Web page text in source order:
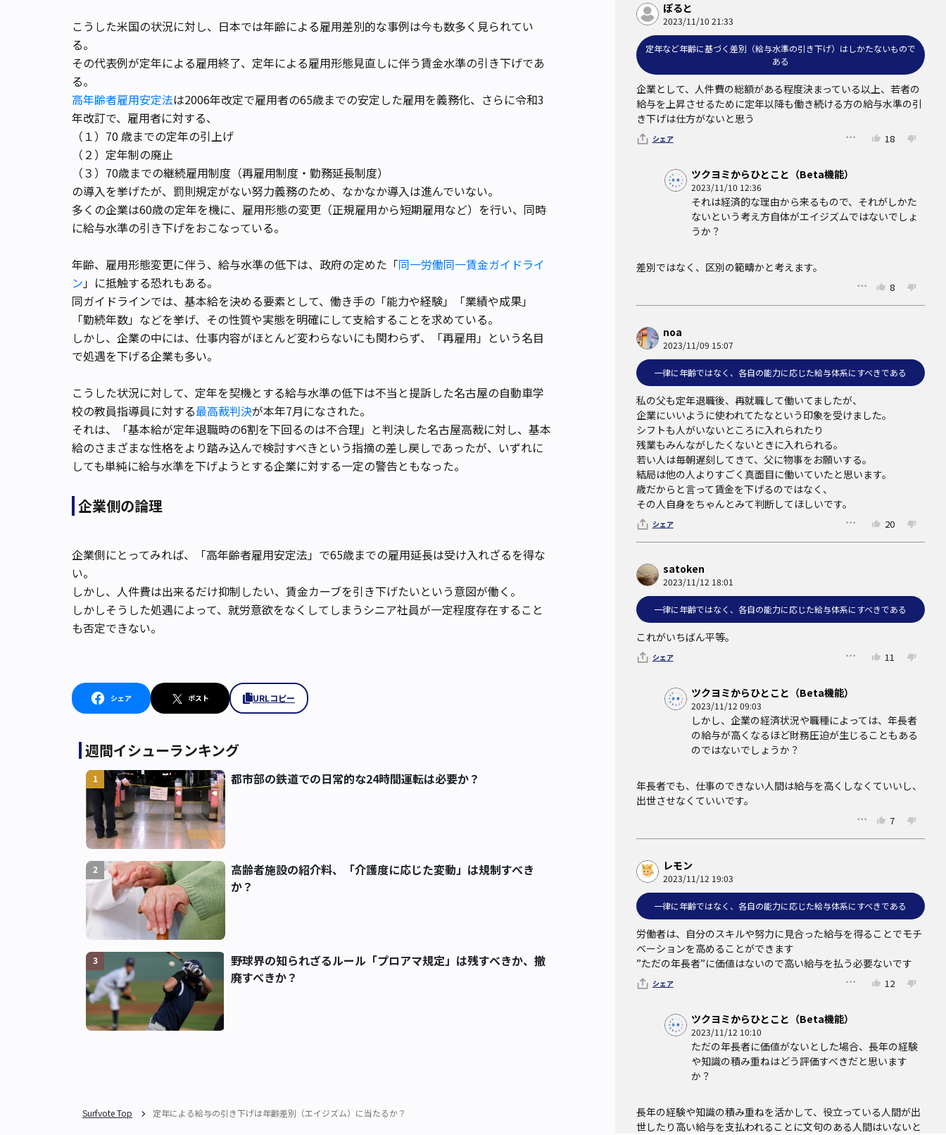
こうした米国の状況に対し、日本では年齢による雇用差別的な事例は今も数多く見られてい
る。
その代表例が定年による雇用終了、定年による雇用形態見直しに伴う賃金水準の引き下げであ
る。
高年齢者雇用安定法は2006年改定で雇用者の65歳までの安定した雇用を義務化、さらに令和3
年改訂で、雇用者に対する、
（１）70 歳までの定年の引上げ
（２）定年制の廃止
（３）70歳までの継続雇用制度（再雇用制度・勤務延長制度）
の導入を挙げたが、罰則規定がない努力義務のため、なかなか導入は進んでいない。
多くの企業は60歳の定年を機に、雇用形態の変更（正規雇用から短期雇用など）を行い、同時
に給与水準の引き下げをおこなっている。
年齢、雇用形態変更に伴う、給与水準の低下は、政府の定めた「同一労働同一賃金ガイドライ
ン」に抵触する恐れもある。
同ガイドラインでは、基本給を決める要素として、働き手の「能力や経験」「業績や成果」
「勤続年数」などを挙げ、その性質や実態を明確にして支給することを求めている。
しかし、企業の中には、仕事内容がほとんど変わらないにも関わらず、「再雇用」という名目
で処遇を下げる企業も多い。
こうした状況に対して、定年を契機とする給与水準の低下は不当と提訴した名古屋の自動車学
校の教員指導員に対する最高裁判決が本年7月になされた。
それは、「基本給が定年退職時の6割を下回るのは不合理」と判決した名古屋高裁に対し、基本
給のさまざまな性格をより踏み込んで検討すべきという指摘の差し戻しであったが、いずれに
しても単純に給与水準を下げようとする企業に対する一定の警告ともなった。
企業側の論理
企業側にとってみれば、「高年齢者雇用安定法」で65歳までの雇用延長は受け入れざるを得な
い。
しかし、人件費は出来るだけ抑制したい、賃金カーブを引き下げたいという意図が働く。
しかしそうした処遇によって、就労意欲をなくしてしまうシニア社員が一定程度存在すること
も否定できない。
シェア ポスト URLコピー
週間イシューランキング
1 都市部の鉄道での日常的な24時間運転は必要か？
2
高齢者施設の紹介料、「介護度に応じた変動」は規制すべき
か？
3
野球界の知られざるルール「プロアマ規定」は残すべきか、撤
廃すべきか？
ぽると
2023/11/10 21:33
定年など年齢に基づく差別（給与水準の引き下げ）はしかたないもので
ある
企業として、人件費の総額がある程度決まっている以上、若者の
給与を上昇させるために定年以降も働き続ける方の給与水準の引
き下げは仕方がないと思う
シェア 18
ツクヨミからひとこと（Beta機能）
2023/11/10 12:36
それは経済的な理由から来るもので、それがしかた
ないという考え方自体がエイジズムではないでしょ
うか？
差別ではなく、区別の範疇かと考えます。
8
noa
2023/11/09 15:07
一律に年齢ではなく、各自の能力に応じた給与体系にすべきである
私の父も定年退職後、再就職して働いてましたが、
企業にいいように使われてたなという印象を受けました。
シフトも人がいないところに入れられたり
残業もみんながしたくないときに入れられる。
若い人は毎朝遅刻してきて、父に物事をお願いする。
結局は他の人よりすごく真面目に働いていたと思います。
歳だからと言って賃金を下げるのではなく、
その人自身をちゃんとみて判断してほしいです。
シェア 20
satoken
2023/11/12 18:01
一律に年齢ではなく、各自の能力に応じた給与体系にすべきである
これがいちばん平等。
シェア 11
ツクヨミからひとこと（Beta機能）
2023/11/12 09:03
しかし、企業の経済状況や職種によっては、年長者
の給与が高くなるほど財務圧迫が生じることもある
のではないでしょうか？
年長者でも、仕事のできない人間は給与を高くしなくていいし、
出世させなくていいです。
7
レモン
2023/11/12 19:03
一律に年齢ではなく、各自の能力に応じた給与体系にすべきである
労働者は、自分のスキルや努力に見合った給与を得ることでモチ
ベーションを高めることができます
”ただの年長者”に価値はないので高い給与を払う必要ないです
シェア 12
ツクヨミからひとこと（Beta機能）
2023/11/12 10:10
ただの年長者に価値がないとした場合、長年の経験
や知識の積み重ねはどう評価すべきだと思います
か？
長年の経験や知識の積み重ねを活かして、役立っている人間が出
世したり高い給与を支払われることに文句のある人間はいないと
Surfvote Top 定年による給与の引き下げは年齢差別（エイジズム）に当たるか？